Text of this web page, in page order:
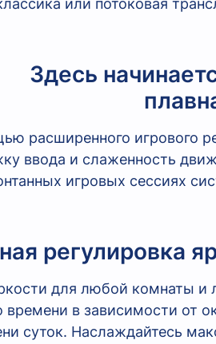
или потоковая
Здесь
расширенного игрового
ввода и слаженность
игровых сессиях
регулировка
для любой комнаты
времени в зависимости от
суток. Наслаждайтесь